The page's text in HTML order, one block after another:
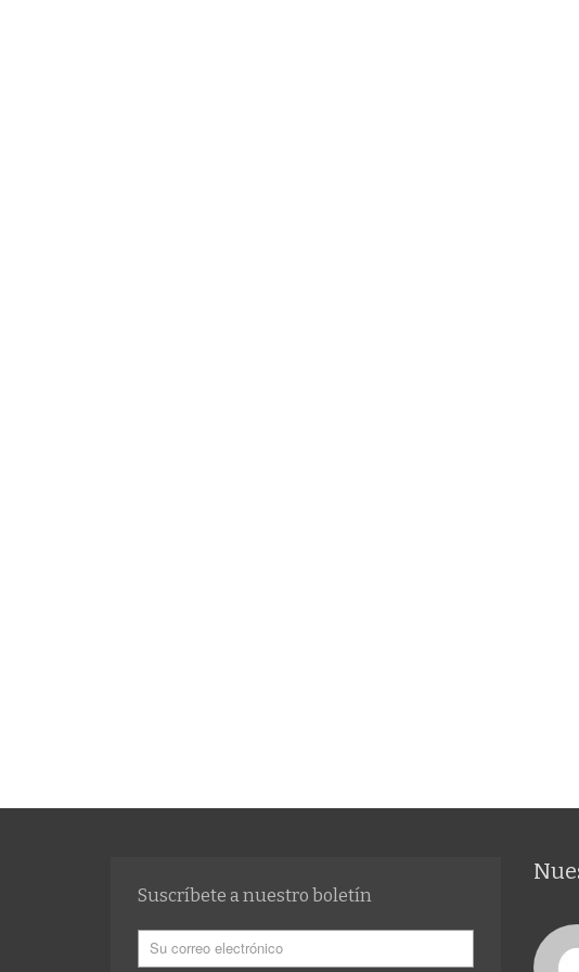
Suscríbete a nuestro boletín